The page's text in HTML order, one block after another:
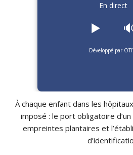
En direct
▶️
Développé par
À chaque enfant dans les
imposé : le port obligatoire
empreintes plantaires et